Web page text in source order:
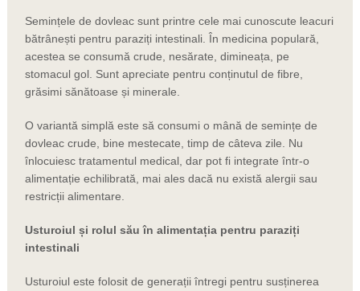
Semințele de dovleac sunt printre cele mai cunoscute leacuri
bătrânești pentru paraziți intestinali. În medicina populară,
acestea se consumă crude, nesărate, dimineața, pe
stomacul gol. Sunt apreciate pentru conținutul de fibre,
grăsimi sănătoase și minerale.
O variantă simplă este să consumi o mână de semințe de
dovleac crude, bine mestecate, timp de câteva zile. Nu
înlocuiesc tratamentul medical, dar pot fi integrate într-o
alimentație echilibrată, mai ales dacă nu există alergii sau
restricții alimentare.
Usturoiul și rolul său în alimentația pentru paraziți
intestinali
Usturoiul este folosit de generații întregi pentru susținerea